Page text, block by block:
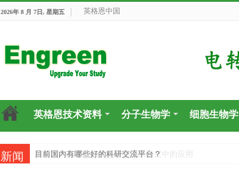
2026年 8 月 7日, 星期五 英格恩中国
英格恩技术资料 分子生物学 细胞生物学
新闻 英格恩产品在一些常见肺部疾病研究中的应用
目前国内有哪些好的科研交流平台？